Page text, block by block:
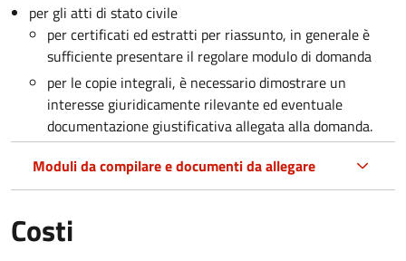
per gli atti di stato civile
per certificati ed estratti per riassunto, in generale è
sufficiente presentare il regolare modulo di domanda
per le copie integrali, è necessario dimostrare un
interesse giuridicamente rilevante ed eventuale
documentazione giustificativa allegata alla domanda.
Moduli da compilare e documenti da allegare
Costi